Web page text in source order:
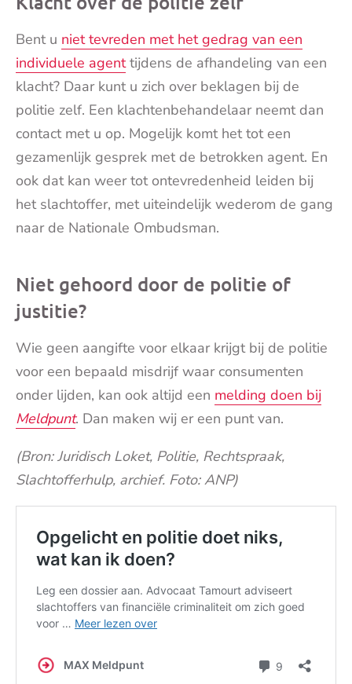
Bent u niet tevreden met het gedrag van een
individuele agenttijdens de afhandeling van een
klacht? Daar kunt u zich over beklagen bij de
politie zelf. Een klachtenbehandelaar neemt dan
contact met u op. Mogelijk komt het tot een
gezamenlijk gesprek met de betrokken agent. En
ook dat kan weer tot ontevredenheid leiden bij
het slachtoffer, met uiteindelijk wederom de gang
naar de Nationale Ombudsman.
Niet gehoord door de politie of
justitie?
Wie geen aangifte voor elkaar krijgt bij de politie
voor een bepaald misdrijf waar consumenten
onder lijden, kan ook altijd een melding doen bij
Meldpunt. Dan maken wij er een punt van.
(Bron: Juridisch Loket, Politie, Rechtspraak,
Slachtofferhulp, archief. Foto: ANP)